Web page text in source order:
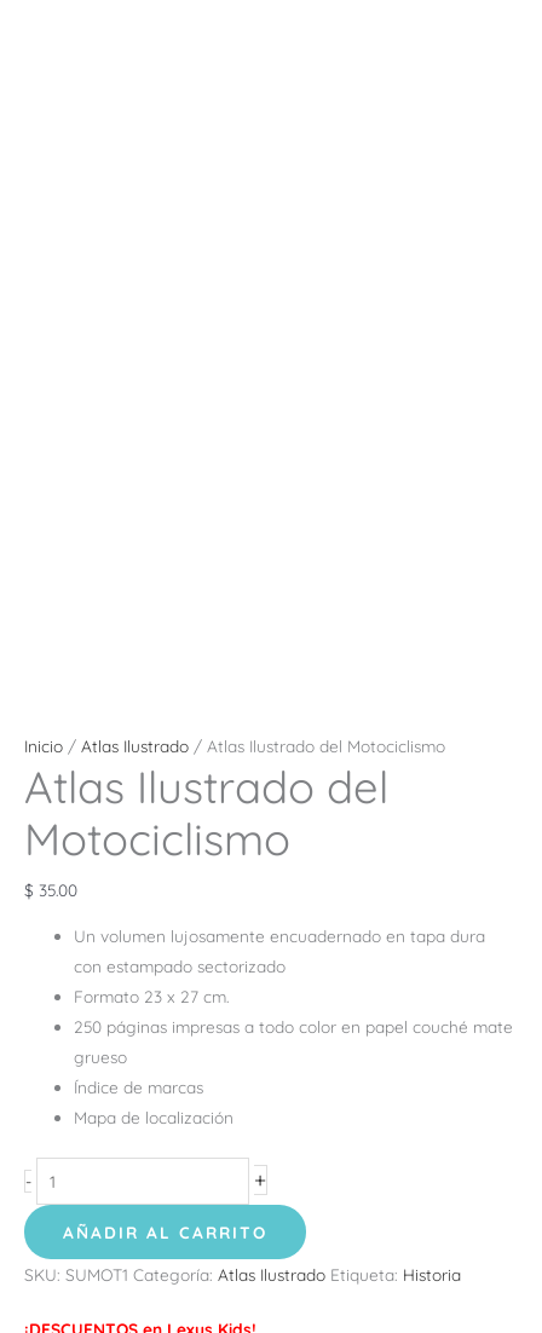
Inicio / Atlas Ilustrado / Atlas Ilustrado del Motociclismo
Atlas Ilustrado del
Motociclismo
$ 35.00
Un volumen lujosamente encuadernado en tapa dura
con estampado sectorizado
Formato 23 x 27 cm.
250 páginas impresas a todo color en papel couché mate
grueso
Índice de marcas
Mapa de localización
- +
AÑADIR AL CARRITO
SKU: SUMOT1 Categoría: Atlas Ilustrado Etiqueta: Historia